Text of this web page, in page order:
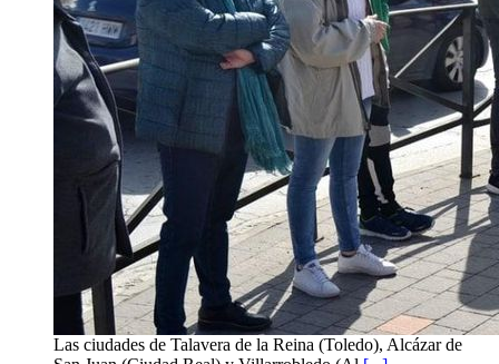
Las ciudades de Talavera de la Reina (Toledo), Alcázar de